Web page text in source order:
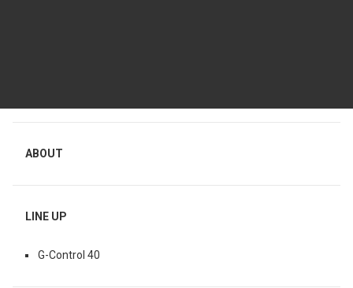
ABOUT
LINE UP
G-Control 40